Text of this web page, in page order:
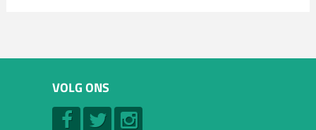
VOLG ONS